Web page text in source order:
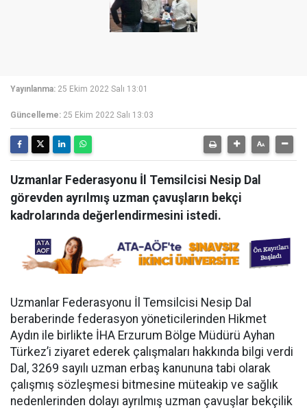
Yayınlanma: 25 Ekim 2022 Salı 13:01
Güncelleme: 25 Ekim 2022 Salı 13:03
Uzmanlar Federasyonu İl Temsilcisi Nesip Dal
görevden ayrılmış uzman çavuşların bekçi
kadrolarında değerlendirmesini istedi.
Uzmanlar Federasyonu İl Temsilcisi Nesip Dal
beraberinde federasyon yöneticilerinden Hikmet
Aydın ile birlikte İHA Erzurum Bölge Müdürü Ayhan
Türkez’i ziyaret ederek çalışmaları hakkında bilgi verdi
Dal, 3269 sayılı uzman erbaş kanununa tabi olarak
çalışmış sözleşmesi bitmesine müteakip ve sağlık
nedenlerinden dolayı ayrılmış uzman çavuşlar bekçilik